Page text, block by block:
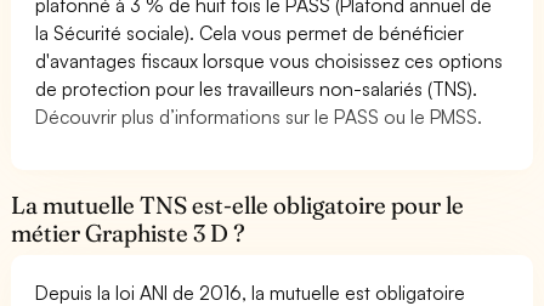
la Sécurité sociale). Cela vous permet de bénéficier
d'avantages fiscaux lorsque vous choisissez ces options
de protection pour les travailleurs non-salariés (TNS).
Découvrir plus d’informations sur le PASS ou le PMSS.
La mutuelle TNS est-elle obligatoire pour le
métier Graphiste 3 D ?
Depuis la loi ANI de 2016, la mutuelle est obligatoire